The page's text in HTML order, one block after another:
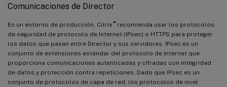
Comunicaciones de Director
En un entorno de producción, Citrix ®recomienda usar los protocolos
de seguridad de protocolo de Internet (IPsec) o HTTPS para proteger
los datos que pasan entre Director y sus servidores. IPsec es un
conjunto de extensiones estándar del protocolo de Internet que
proporciona comunicaciones autenticadas y cifradas con integridad
de datos y protección contra repeticiones. Dado que IPsec es un
conjunto de protocolos de capa de red, los protocolos de nivel